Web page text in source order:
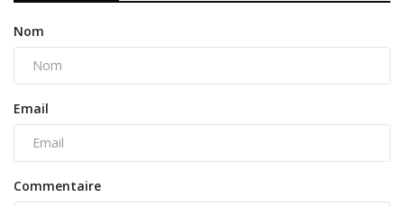
Nom
Email
Commentaire